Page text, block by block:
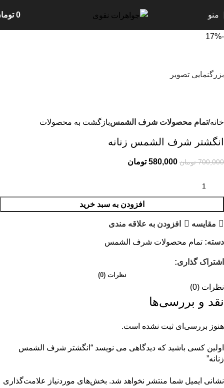
منو 0
-17%
بزرگنمایی تصویر
خانه تمام محصولات شرف الشمسبازگشت به محصولات
انگشتر شرف الشمس زنانه
700,000 تومان 580,000 تومان
افزودن به سبد خرید
مقایسه افزودن به علاقه مندی
دسته: تمام محصولات شرف الشمس
اشتراک گذاری:
نظرات (0)
نظرات (0)
نقد و بررسی‌ها
هنوز بررسی‌ای ثبت نشده است.
اولین کسی باشید که دیدگاهی می نویسد “انگشتر شرف الشمس
زنانه”
نشانی ایمیل شما منتشر نخواهد شد. بخش‌های موردنیاز علامت‌گذاری